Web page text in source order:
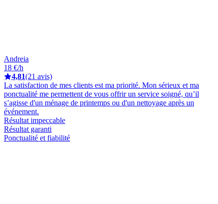
Andreia
18 €/h
4,81(21 avis)
La satisfaction de mes clients est ma priorité. Mon sérieux et ma
ponctualité me permettent de vous offrir un service soigné, qu’il
s’agisse d'un ménage de printemps ou d'un nettoyage après un
événement.
Résultat impeccable
Résultat garanti
Ponctualité et fiabilité